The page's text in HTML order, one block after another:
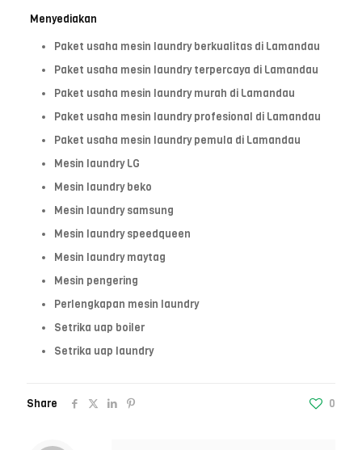
Menyediakan
Paket usaha mesin laundry berkualitas di Lamandau
Paket usaha mesin laundry terpercaya di Lamandau
Paket usaha mesin laundry murah di Lamandau
Paket usaha mesin laundry profesional di Lamandau
Paket usaha mesin laundry pemula di Lamandau
Mesin laundry LG
Mesin laundry beko
Mesin laundry samsung
Mesin laundry speedqueen
Mesin laundry maytag
Mesin pengering
Perlengkapan mesin laundry
Setrika uap boiler
Setrika uap laundry
Share 0